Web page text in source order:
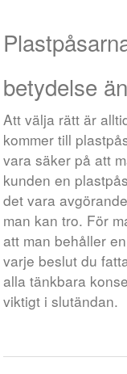
betydelse
Att välja rätt är
kommer till
vara säker på att
kunden en
det vara
man kan tro. För
att man behåller
varje beslut du
alla tänkbara
viktigt i slutändan.